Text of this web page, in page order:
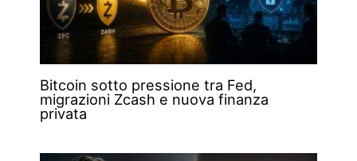
Bitcoin sotto pressione tra Fed,
migrazioni Zcash e nuova finanza
privata